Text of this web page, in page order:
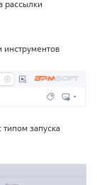
рассылки
инструментов
запуска